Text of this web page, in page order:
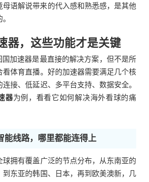
语解说带来的代入感和熟悉感，是其他
器，这些功能才是关键
国加速器是最直接的解决方案，但不是所
看体育直播。好的加速器需要满足几个核
接、低延迟、多平台支持、数据安全。
器为例，看看它如何解决海外看球的痛
能线路，哪里都能连得上
球拥有覆盖广泛的节点分布，从东南亚的
到东亚的韩国、日本，再到欧美澳新，几